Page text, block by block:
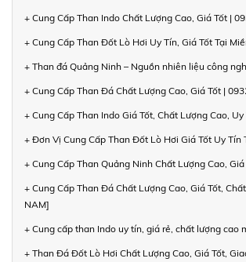
+ Cung Cấp Than Indo Chất Lượng Cao, Giá Tốt |
+ Cung Cấp Than Đốt Lò Hơi Uy Tín, Giá Tốt Tại
+ Than đá Quảng Ninh – Nguồn nhiên liệu công
+ Cung Cấp Than Đá Chất Lượng Cao, Giá Tốt |
+ Cung Cấp Than Indo Giá Tốt, Chất Lượng Cao, Uy
+ Đơn Vị Cung Cấp Than Đốt Lò Hơi Giá Tốt Uy Tín
+ Cung Cấp Than Quảng Ninh Chất Lượng Cao,
+ Cung Cấp Than Đá Chất Lượng Cao, Giá Tốt,
NAM]
+ Cung cấp than Indo uy tín, giá rẻ, chất lượng cao
+ Than Đá Đốt Lò Hơi Chất Lượng Cao, Giá Tốt,